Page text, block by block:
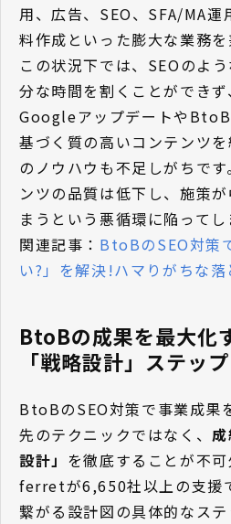
用、広告、SEO、SFA/MA運
料作成といった膨大な業務を
この状況下では、SEOのよ
分な時間を割くことができ
Googleアップデートや
基づく質の高いコンテンツ
のノウハウも不足しがちで
ンツの品質は低下し、施策
まうという悪循環に陥ってし
関連記事： BtoBのSEO対策
い?」を解決!ハマりがちな落
BtoBの成果を最大化
「戦略設計」ステップ
BtoBのSEO対策で事業成果
先のテクニックではなく、
設計」 を徹底することが不可
ferretが6,650社以上の支援
繋がる設計図の具体的なス